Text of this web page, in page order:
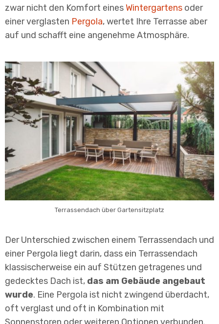
zwar nicht den Komfort einesWintergartens oder
einer verglasten Pergola, wertet Ihre Terrasse aber
auf und schafft eine angenehme Atmosphäre.
Terrassendach über Gartensitzplatz
Der Unterschied zwischen einem Terrassendach und
einer Pergola liegt darin, dass ein Terrassendach
klassischerweise ein auf Stützen getragenes und
gedecktes Dach ist, das am Gebäude angebaut
wurde. Eine Pergola ist nicht zwingend überdacht,
oft verglast und oft in Kombination mit